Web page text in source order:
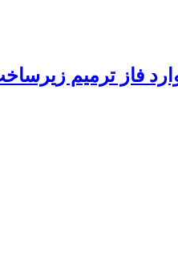
فاز ترمیم